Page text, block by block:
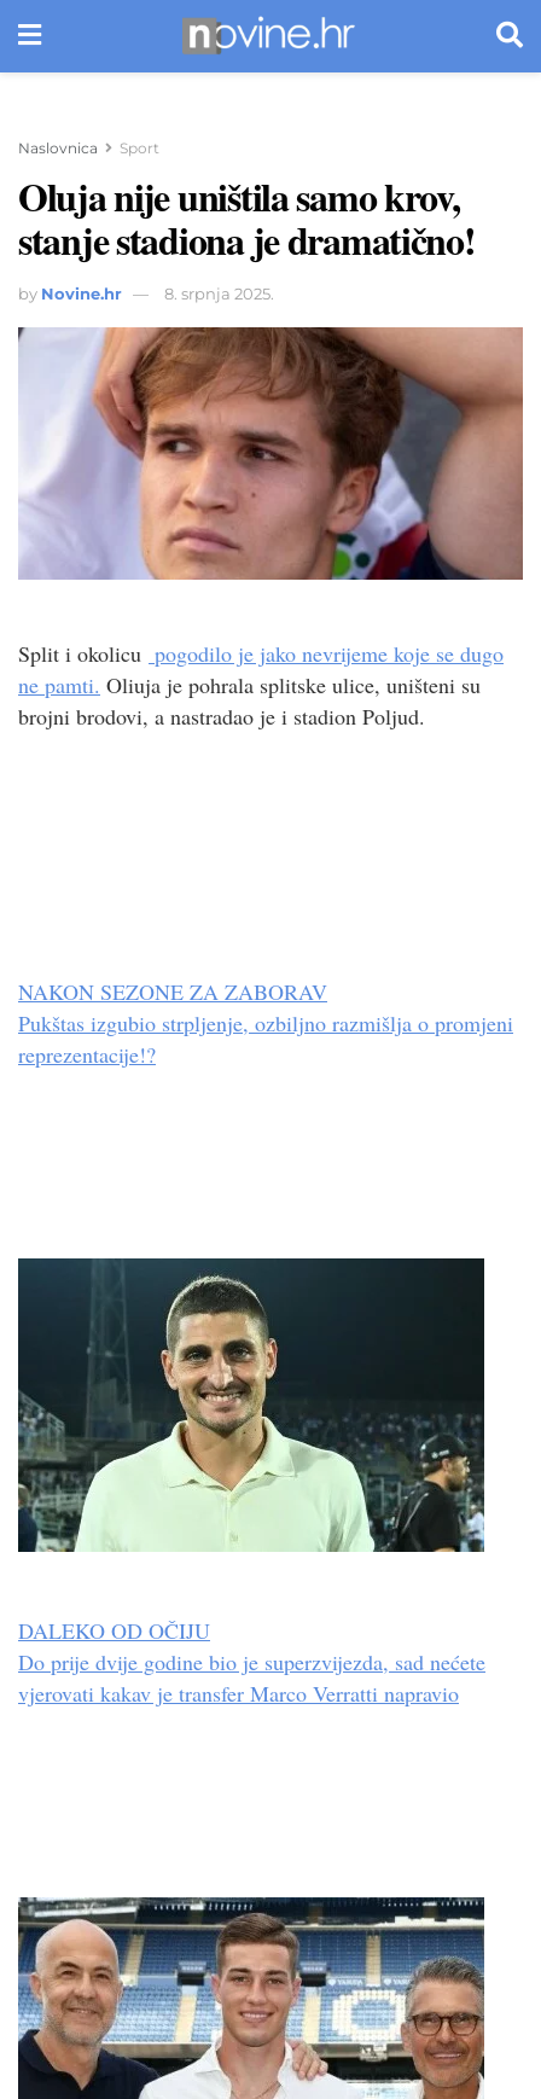
Naslovnica Sport
Oluja nije uništila samo krov,
stanje stadiona je dramatično!
by Novine.hr 8. srpnja 2025.
Split i okolicu pogodilo je jako nevrijeme koje se dugo
ne pamti. Oliuja je pohrala splitske ulice, uništeni su
brojni brodovi, a nastradao je i stadion Poljud.
NAKON SEZONE ZA ZABORAV
Pukštas izgubio strpljenje, ozbiljno razmišlja o promjeni
reprezentacije!?
DALEKO OD OČIJU
Do prije dvije godine bio je superzvijezda, sad nećete
vjerovati kakav je transfer Marco Verratti napravio